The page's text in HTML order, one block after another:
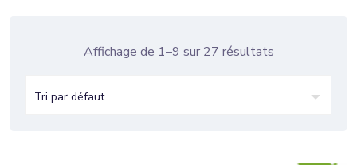
Affichage de 1–9 sur 27 résultats